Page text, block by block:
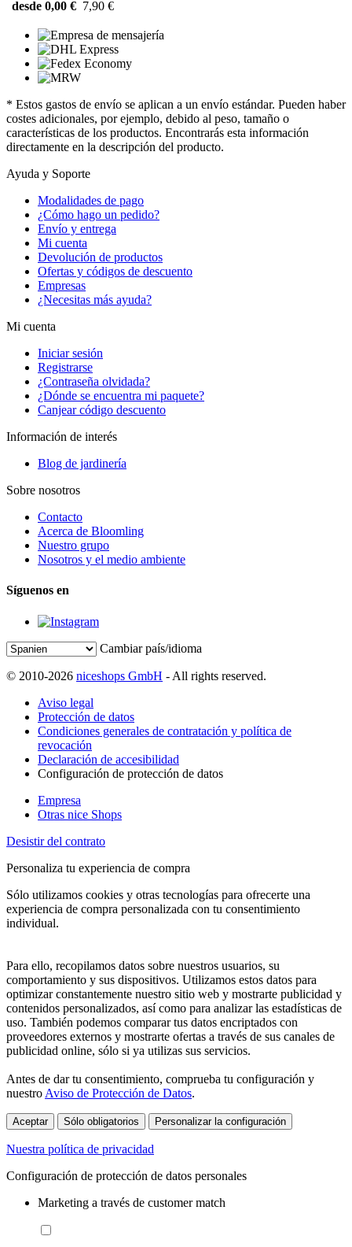
desde 0,00 € 7,90 €
* Estos gastos de envío se aplican a un envío estándar. Pueden haber
costes adicionales, por ejemplo, debido al peso, tamaño o
características de los productos. Encontrarás esta información
directamente en la descripción del producto.
Ayuda y Soporte
Modalidades de pago
¿Cómo hago un pedido?
Envío y entrega
Mi cuenta
Devolución de productos
Ofertas y códigos de descuento
Empresas
¿Necesitas más ayuda?
Mi cuenta
Iniciar sesión
Registrarse
¿Contraseña olvidada?
¿Dónde se encuentra mi paquete?
Canjear código descuento
Información de interés
Blog de jardinería
Sobre nosotros
Contacto
Acerca de Bloomling
Nuestro grupo
Nosotros y el medio ambiente
Síguenos en
Cambiar país/idioma
© 2010-2026 niceshops GmbH - All rights reserved.
Aviso legal
Protección de datos
Condiciones generales de contratación y política de
revocación
Declaración de accesibilidad
Configuración de protección de datos
Empresa
Otras nice Shops
Desistir del contrato
Personaliza tu experiencia de compra
Sólo utilizamos cookies y otras tecnologías para ofrecerte una
experiencia de compra personalizada con tu consentimiento
individual.
Para ello, recopilamos datos sobre nuestros usuarios, su
comportamiento y sus dispositivos. Utilizamos estos datos para
optimizar constantemente nuestro sitio web y mostrarte publicidad y
contenidos personalizados, así como para analizar las estadísticas de
uso. También podemos comparar tus datos encriptados con
proveedores externos y mostrarte ofertas a través de sus canales de
publicidad online, sólo si ya utilizas sus servicios.
Antes de dar tu consentimiento, comprueba tu configuración y
nuestro Aviso de Protección de Datos.
Aceptar Sólo obligatorios Personalizar la configuración
Nuestra política de privacidad
Configuración de protección de datos personales
Marketing a través de customer match